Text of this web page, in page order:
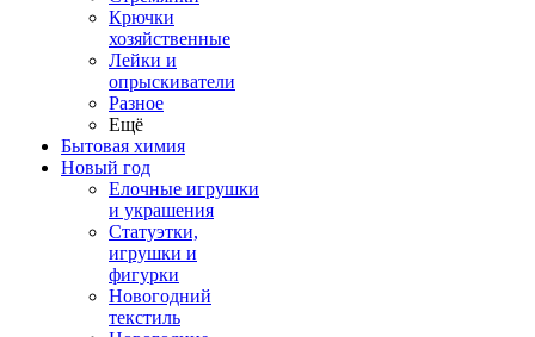
Крючки
хозяйственные
Лейки и
опрыскиватели
Разное
Ещё
Бытовая химия
Новый год
Елочные игрушки
и украшения
Статуэтки,
игрушки и
фигурки
Новогодний
текстиль